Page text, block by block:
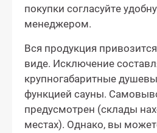
покупки согласуйте
менеджером.
Вся продукция
виде. Исключение
крупногабаритные
функцией сауны.
предусмотрен (склады
местах). Однако, вы